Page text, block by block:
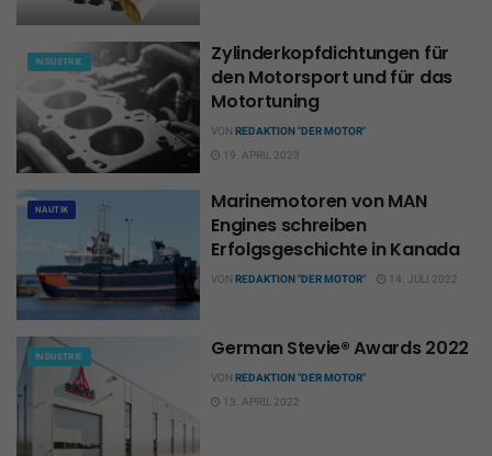
INDUSTRIE
Zylinderkopfdichtungen für
den Motorsport und für das
Motortuning
VON REDAKTION "DER MOTOR"
19. APRIL 2023
NAUTIK
Marinemotoren von MAN
Engines schreiben
Erfolgsgeschichte in Kanada
VON REDAKTION "DER MOTOR" 14. JULI 2022
INDUSTRIE German Stevie® Awards 2022
VON REDAKTION "DER MOTOR"
13. APRIL 2022